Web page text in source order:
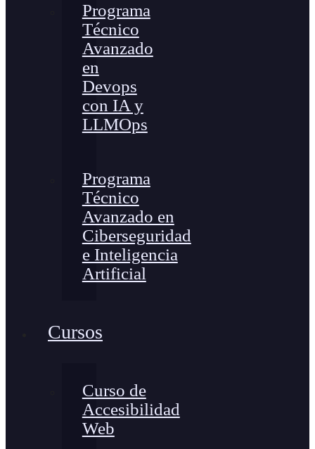
Programa
Técnico
Avanzado
en
Devops
con IA y
LLMOps
Programa
Técnico
Avanzado en
Ciberseguridad
e Inteligencia
Artificial
Cursos
Curso de
Accesibilidad
Web